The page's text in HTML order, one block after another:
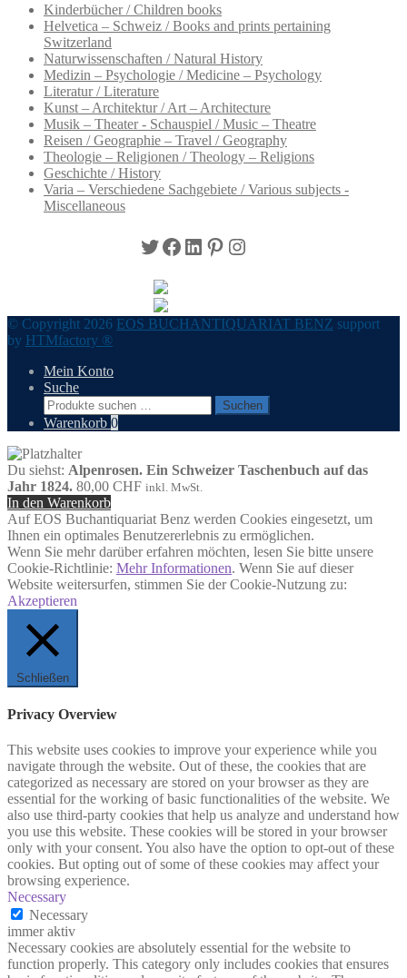
Kinderbücher / Children books
Helvetica – Schweiz / Books and prints pertaining
Switzerland
Naturwissenschaften / Natural History
Medizin – Psychologie / Medicine – Psychology
Literatur / Literature
Kunst – Architektur / Art – Architecture
Musik – Theater - Schauspiel / Music – Theatre
Reisen / Geographie – Travel / Geography
Theologie – Religionen / Theology – Religions
Geschichte / History
Varia – Verschiedene Sachgebiete / Various subjects -
Miscellaneous
Twitter
Facebook
LinkedIn
Pinterest
Instagram
© Copyright 2026 EOS BUCHANTIQUARIAT BENZ support
by HTMfactory ®
Mein Konto
Suche
Suchen
nach:
Suchen
Warenkorb 0
Du siehst: Alpenrosen. Ein Schweizer Taschenbuch auf das
Jahr 1824. 80,00 CHF inkl. MwSt.
In den Warenkorb
Auf EOS Buchantiquariat Benz werden Cookies eingesetzt, um
Ihnen ein optimales Benutzererlebnis zu ermöglichen.
Wenn Sie mehr darüber erfahren möchten, lesen Sie bitte unsere
Cookie-Richtlinie: Mehr Informationen. Wenn Sie auf dieser
Website weitersurfen, stimmen Sie der Cookie-Nutzung zu:
Akzeptieren
Schließen
Privacy Overview
This website uses cookies to improve your experience while you
navigate through the website. Out of these, the cookies that are
categorized as necessary are stored on your browser as they are
essential for the working of basic functionalities of the website. We
also use third-party cookies that help us analyze and understand how
you use this website. These cookies will be stored in your browser
only with your consent. You also have the option to opt-out of these
cookies. But opting out of some of these cookies may affect your
browsing experience.
Necessary
Necessary
immer aktiv
Necessary cookies are absolutely essential for the website to
function properly. This category only includes cookies that ensures